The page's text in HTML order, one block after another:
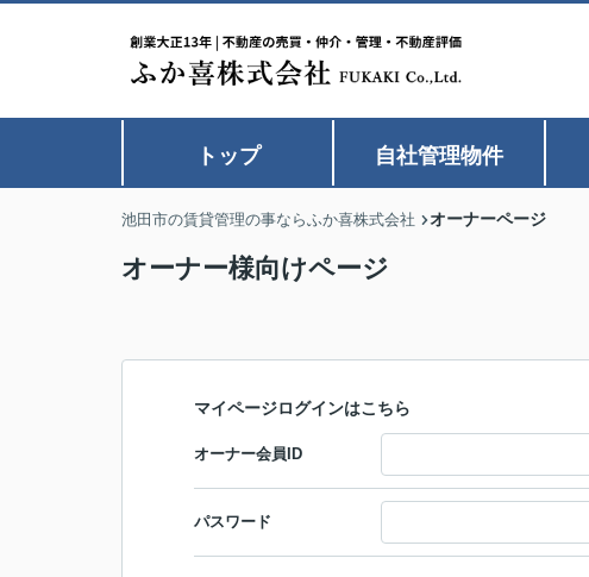
トップ 自社管理物件
池田市の賃貸管理の事ならふか喜株式会社 オーナーページ
オーナー様向けページ
マイページログインはこちら
オーナー会員ID
パスワード